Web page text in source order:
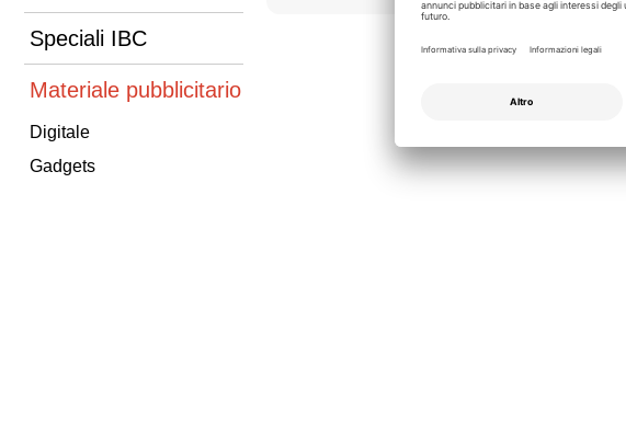
Speciali IBC
Materiale pubblicitario
Digitale
Gadgets